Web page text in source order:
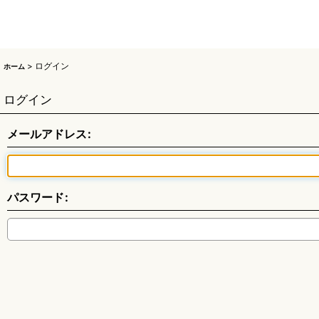
ホーム > ログイン
ログイン
メールアドレス:
パスワード: